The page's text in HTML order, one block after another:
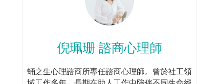
倪珮珊 諮商心理師
蛹之生心理諮商所專任諮商心理師。曾於社工領